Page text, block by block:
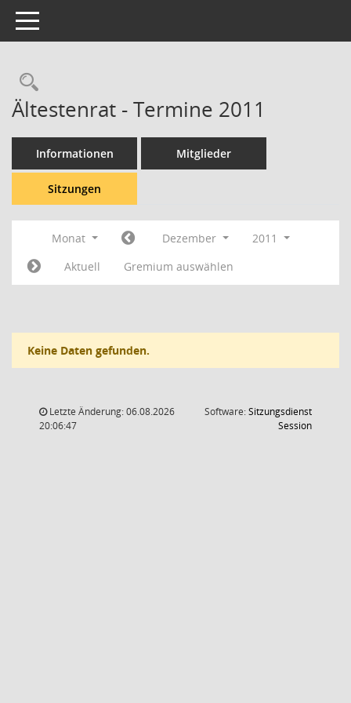
Toggle navigation
Rechercheauswahl
Ältestenrat - Termine 2011
Informationen Mitglieder
Sitzungen
Monat Dezember
2011
Aktuell
Gremium auswählen
Keine Daten gefunden.
Letzte Änderung: 06.08.2026
20:06:47
Software:Sitzungsdienst
Session(Wird in